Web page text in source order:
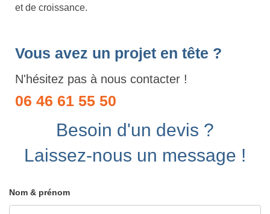
et de croissance.
Vous avez un projet en tête ?
N'hésitez pas à nous contacter !
06 46 61 55 50
Besoin d'un devis ?
Laissez-nous un message !
Nom & prénom